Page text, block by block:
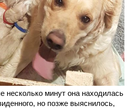
несколько минут она находилась
но позже выяснилось,